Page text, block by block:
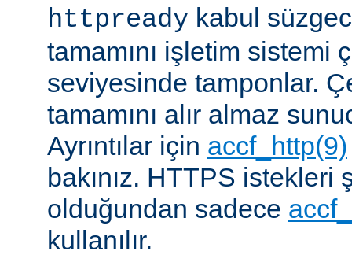
httpready kabul
tamamını işletim sistemi
seviyesinde tamponlar.
tamamını alır almaz
Ayrıntılar için accf_http(9)
bakınız. HTTPS istekleri
olduğundan sadece
kullanılır.